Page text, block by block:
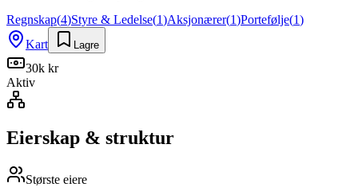
Regnskap(4)Styre & Ledelse(1)Aksjonærer(1)Portefølje(1)
Kart
Lagre
30k kr
Aktiv
Eierskap & struktur
Største eiere